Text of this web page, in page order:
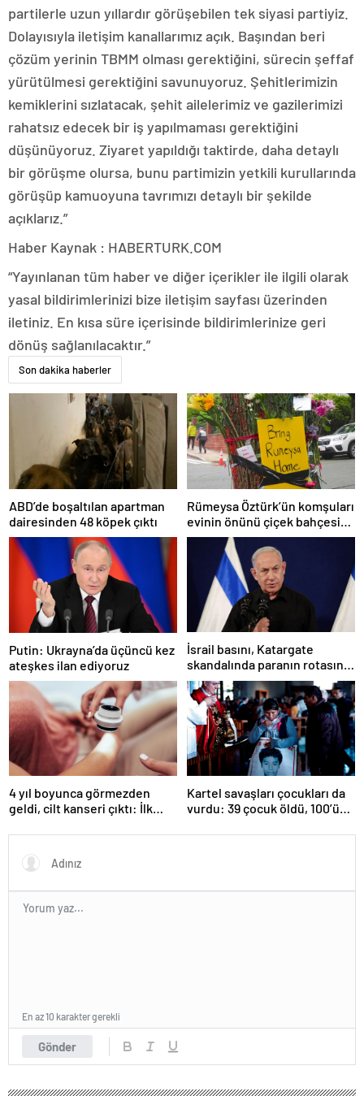
partilerle uzun yıllardır görüşebilen tek siyasi partiyiz.
Dolayısıyla iletişim kanallarımız açık. Başından beri
çözüm yerinin TBMM olması gerektiğini, sürecin şeffaf
yürütülmesi gerektiğini savunuyoruz. Şehitlerimizin
kemiklerini sızlatacak, şehit ailelerimiz ve gazilerimizi
rahatsız edecek bir iş yapılmaması gerektiğini
düşünüyoruz. Ziyaret yapıldığı taktirde, daha detaylı
bir görüşme olursa, bunu partimizin yetkili kurullarında
görüşüp kamuoyuna tavrımızı detaylı bir şekilde
açıklarız.”
Haber Kaynak : HABERTURK.COM
“Yayınlanan tüm haber ve diğer içerikler ile ilgili olarak
yasal bildirimlerinizi bize iletişim sayfası üzerinden
iletiniz. En kısa süre içerisinde bildirimlerinize geri
dönüş sağlanılacaktır.”
Son dakika haberler
ABD’de boşaltılan apartman
dairesinden 48 köpek çıktı
Rümeysa Öztürk’ün komşuları
evinin önünü çiçek bahçesine
çevirdi
Putin: Ukrayna’da üçüncü kez
ateşkes ilan ediyoruz
İsrail basını, Katargate
skandalında paranın rotasını
paylaştı
4 yıl boyunca görmezden
geldi, cilt kanseri çıktı: İlk
Kartel savaşları çocukları da
vurdu: 39 çocuk öldü, 100’ü
Gönder
En az 10 karakter gerekli